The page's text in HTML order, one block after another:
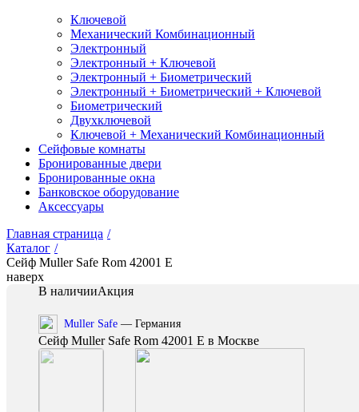
Ключевой
Механический Комбинационный
Электронный
Электронный + Ключевой
Электронный + Биометрический
Электронный + Биометрический + Ключевой
Биометрический
Двухключевой
Ключевой + Механический Комбинационный
Сейфовые комнаты
Бронированные двери
Бронированные окна
Банковское оборудование
Аксессуары
Главная страница /
Каталог /
Сейф Muller Safe Rom 42001 E
наверх
В наличииАкция
Muller Safe — Германия
Сейф Muller Safe Rom 42001 E в Москве